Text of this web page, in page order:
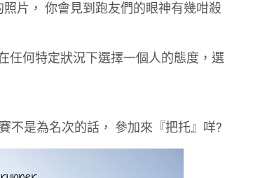
片， 你會見到跑友們的眼神有幾咁殺
任何特定狀況下選擇一個人的態度，選
不是為名次的話， 參加來『把托』咩?